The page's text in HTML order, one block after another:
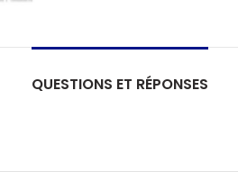
QUESTIONS ET RÉPONSES